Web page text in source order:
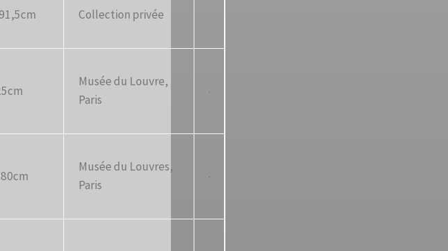
Collection privée
Musée du Louvre,
Paris
Musée du Louvres,
Paris